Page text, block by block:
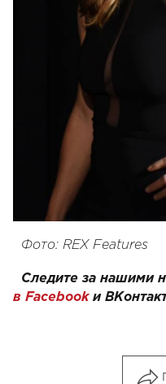
Фото: REX Features
Следите за нашими
в Facebookи